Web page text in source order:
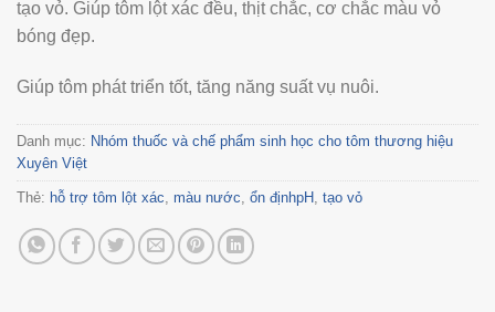
tạo vỏ. Giúp tôm lột xác đều, thịt chắc, cơ chắc màu vỏ
bóng đẹp.
Giúp tôm phát triển tốt, tăng năng suất vụ nuôi.
Danh mục: Nhóm thuốc và chế phẩm sinh học cho tôm thương hiệu
Xuyên Việt
Thẻ: hỗ trợ tôm lột xác màu nước ổn địnhpH tạo vỏ